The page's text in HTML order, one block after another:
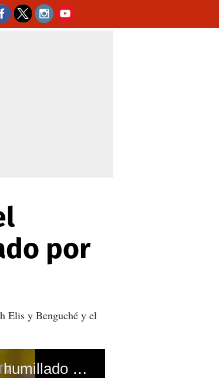
por
Elis y Benguché y el
Bryan Róchez marcó un golazo con el Nacional pero su equipo fue humillado por el Portimonense